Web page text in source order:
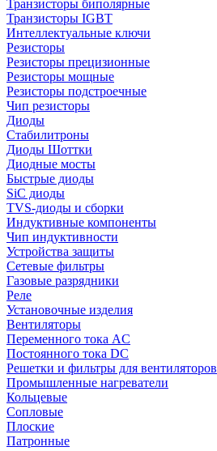
Транзисторы биполярные
Транзисторы IGBT
Интеллектуальные ключи
Резисторы
Резисторы прецизионные
Резисторы мощные
Резисторы подстроечные
Чип резисторы
Диоды
Стабилитроны
Диоды Шоттки
Диодные мосты
Быстрые диоды
SiC диоды
TVS-диоды и сборки
Индуктивные компоненты
Чип индуктивности
Устройства защиты
Сетевые фильтры
Газовые разрядники
Реле
Установочные изделия
Вентиляторы
Переменного тока AC
Постоянного тока DC
Решетки и фильтры для вентиляторов
Промышленные нагреватели
Кольцевые
Сопловые
Плоские
Патронные